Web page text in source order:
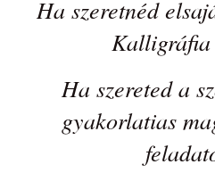
Ha szeretnéd
Ha szereted a
gyakorlatias